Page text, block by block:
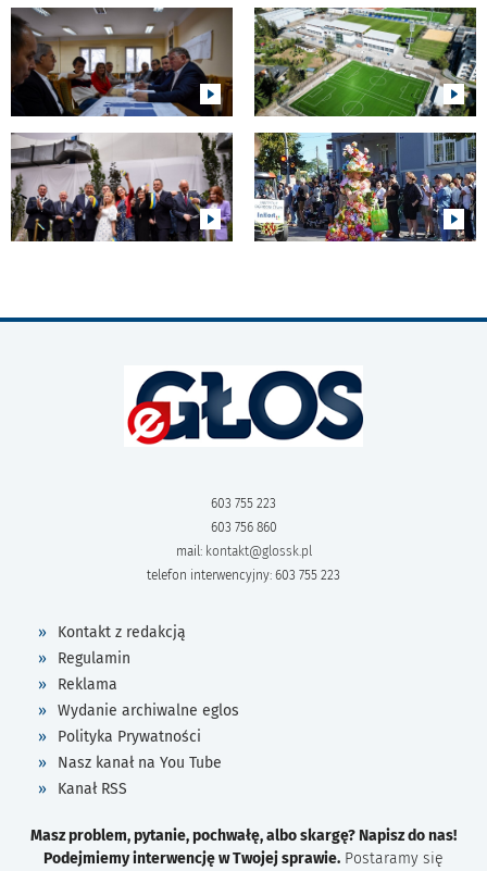
603 755 223
603 756 860
mail: kontakt@glossk.pl
telefon interwencyjny: 603 755 223
Kontakt z redakcją
Regulamin
Reklama
Wydanie archiwalne eglos
Polityka Prywatności
Nasz kanał na You Tube
Kanał RSS
Masz problem, pytanie, pochwałę, albo skargę? Napisz do nas!
Podejmiemy interwencję w Twojej sprawie. Postaramy się